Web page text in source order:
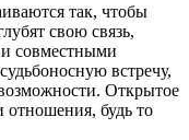
так, чтобы
свою связь,
совместными
встречу,
Открытое
будь то